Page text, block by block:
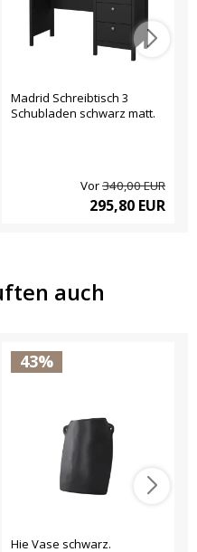
Madrid Schreibtisch 3
Schubladen schwarz matt.
Vor340,00 EUR
295,80 EUR
auch
43%
Hie Vase schwarz.